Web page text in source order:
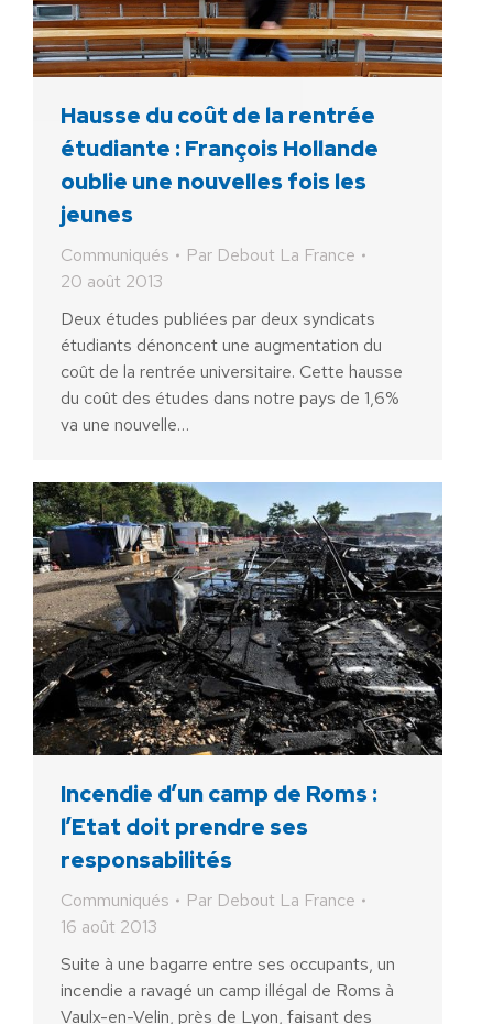
Hausse du coût de la rentrée
étudiante : François Hollande
oublie une nouvelles fois les
jeunes
Communiqués Par Debout La France
20 août 2013
Deux études publiées par deux syndicats
étudiants dénoncent une augmentation du
coût de la rentrée universitaire. Cette hausse
du coût des études dans notre pays de 1,6%
va une nouvelle…
Incendie d’un camp de Roms :
l’Etat doit prendre ses
responsabilités
Communiqués Par Debout La France
16 août 2013
Suite à une bagarre entre ses occupants, un
incendie a ravagé un camp illégal de Roms à
Vaulx-en-Velin, près de Lyon, faisant des